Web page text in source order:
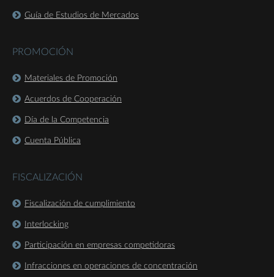
Guía de Estudios de Mercados
PROMOCIÓN
Materiales de Promoción
Acuerdos de Cooperación
Día de la Competencia
Cuenta Pública
FISCALIZACIÓN
Fiscalización de cumplimiento
Interlocking
Participación en empresas competidoras
Infracciones en operaciones de concentración